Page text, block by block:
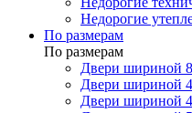
Недорогие
По размерам
По размерам
Двери шириной
Двери шириной
Двери шириной